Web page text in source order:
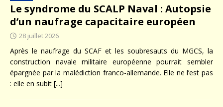
Le syndrome du SCALP Naval : Autopsie
d’un naufrage capacitaire européen
28 juillet 2026
Après le naufrage du SCAF et les soubresauts du MGCS, la
construction navale militaire européenne pourrait sembler
épargnée par la malédiction franco-allemande. Elle ne l’est pas
: elle en subit [...]